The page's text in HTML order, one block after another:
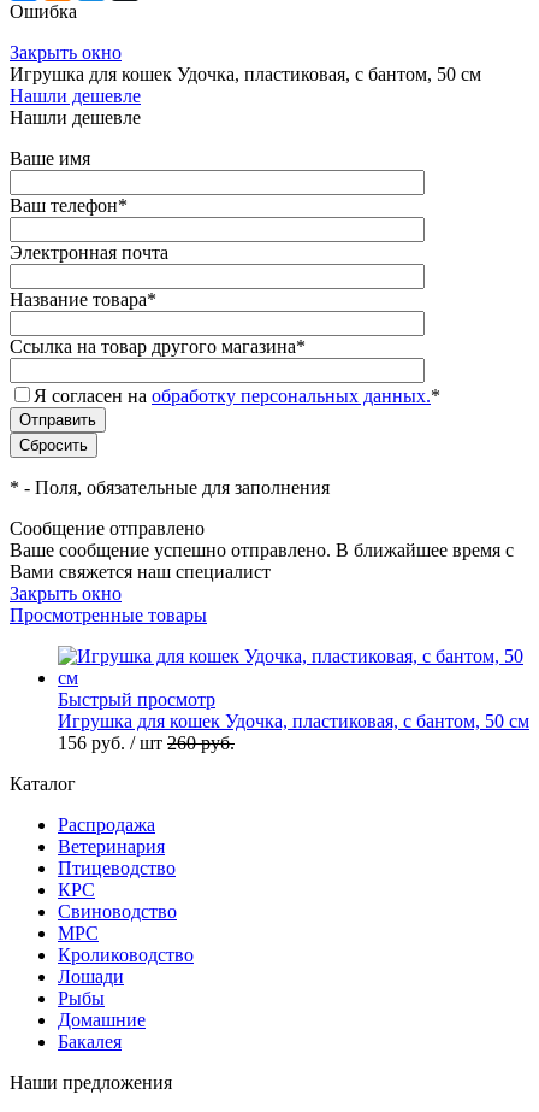
Ошибка
Закрыть окно
Игрушка для кошек Удочка, пластиковая, с бантом, 50 см
Нашли дешевле
Нашли дешевле
Ваше имя
Ваш телефон*
Электронная почта
Название товара*
Ссылка на товар другого магазина*
Я согласен на обработку персональных данных.*
* - Поля, обязательные для заполнения
Сообщение отправлено
Ваше сообщение успешно отправлено. В ближайшее время с
Вами свяжется наш специалист
Закрыть окно
Просмотренные товары
Быстрый просмотр
Игрушка для кошек Удочка, пластиковая, с бантом, 50 см
156 руб. / шт 260руб.
Каталог
Распродажа
Ветеринария
Птицеводство
КРС
Свиноводство
МРС
Кролиководство
Лошади
Рыбы
Домашние
Бакалея
Наши предложения